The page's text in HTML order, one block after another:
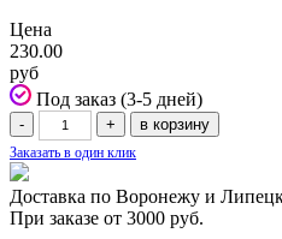
Цена
230.00
руб
Под заказ (3-5 дней)
Заказать в один клик
Доставка по Воронежу и
При заказе от 3000 руб.